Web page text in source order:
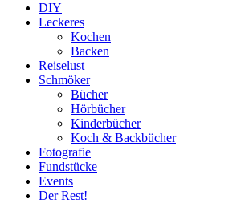
DIY
Leckeres
Kochen
Backen
Reiselust
Schmöker
Bücher
Hörbücher
Kinderbücher
Koch & Backbücher
Fotografie
Fundstücke
Events
Der Rest!